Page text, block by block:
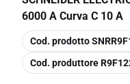
6000 A Curva C 10 A
copia
Cod. prodotto
copia
Cod. produttore